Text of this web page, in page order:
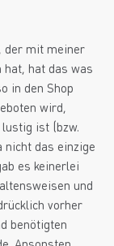
der mit meiner
hat das was
in den Shop
wird,
ist (bzw.
nicht das einzige
es keinerlei
und
vorher
benötigten